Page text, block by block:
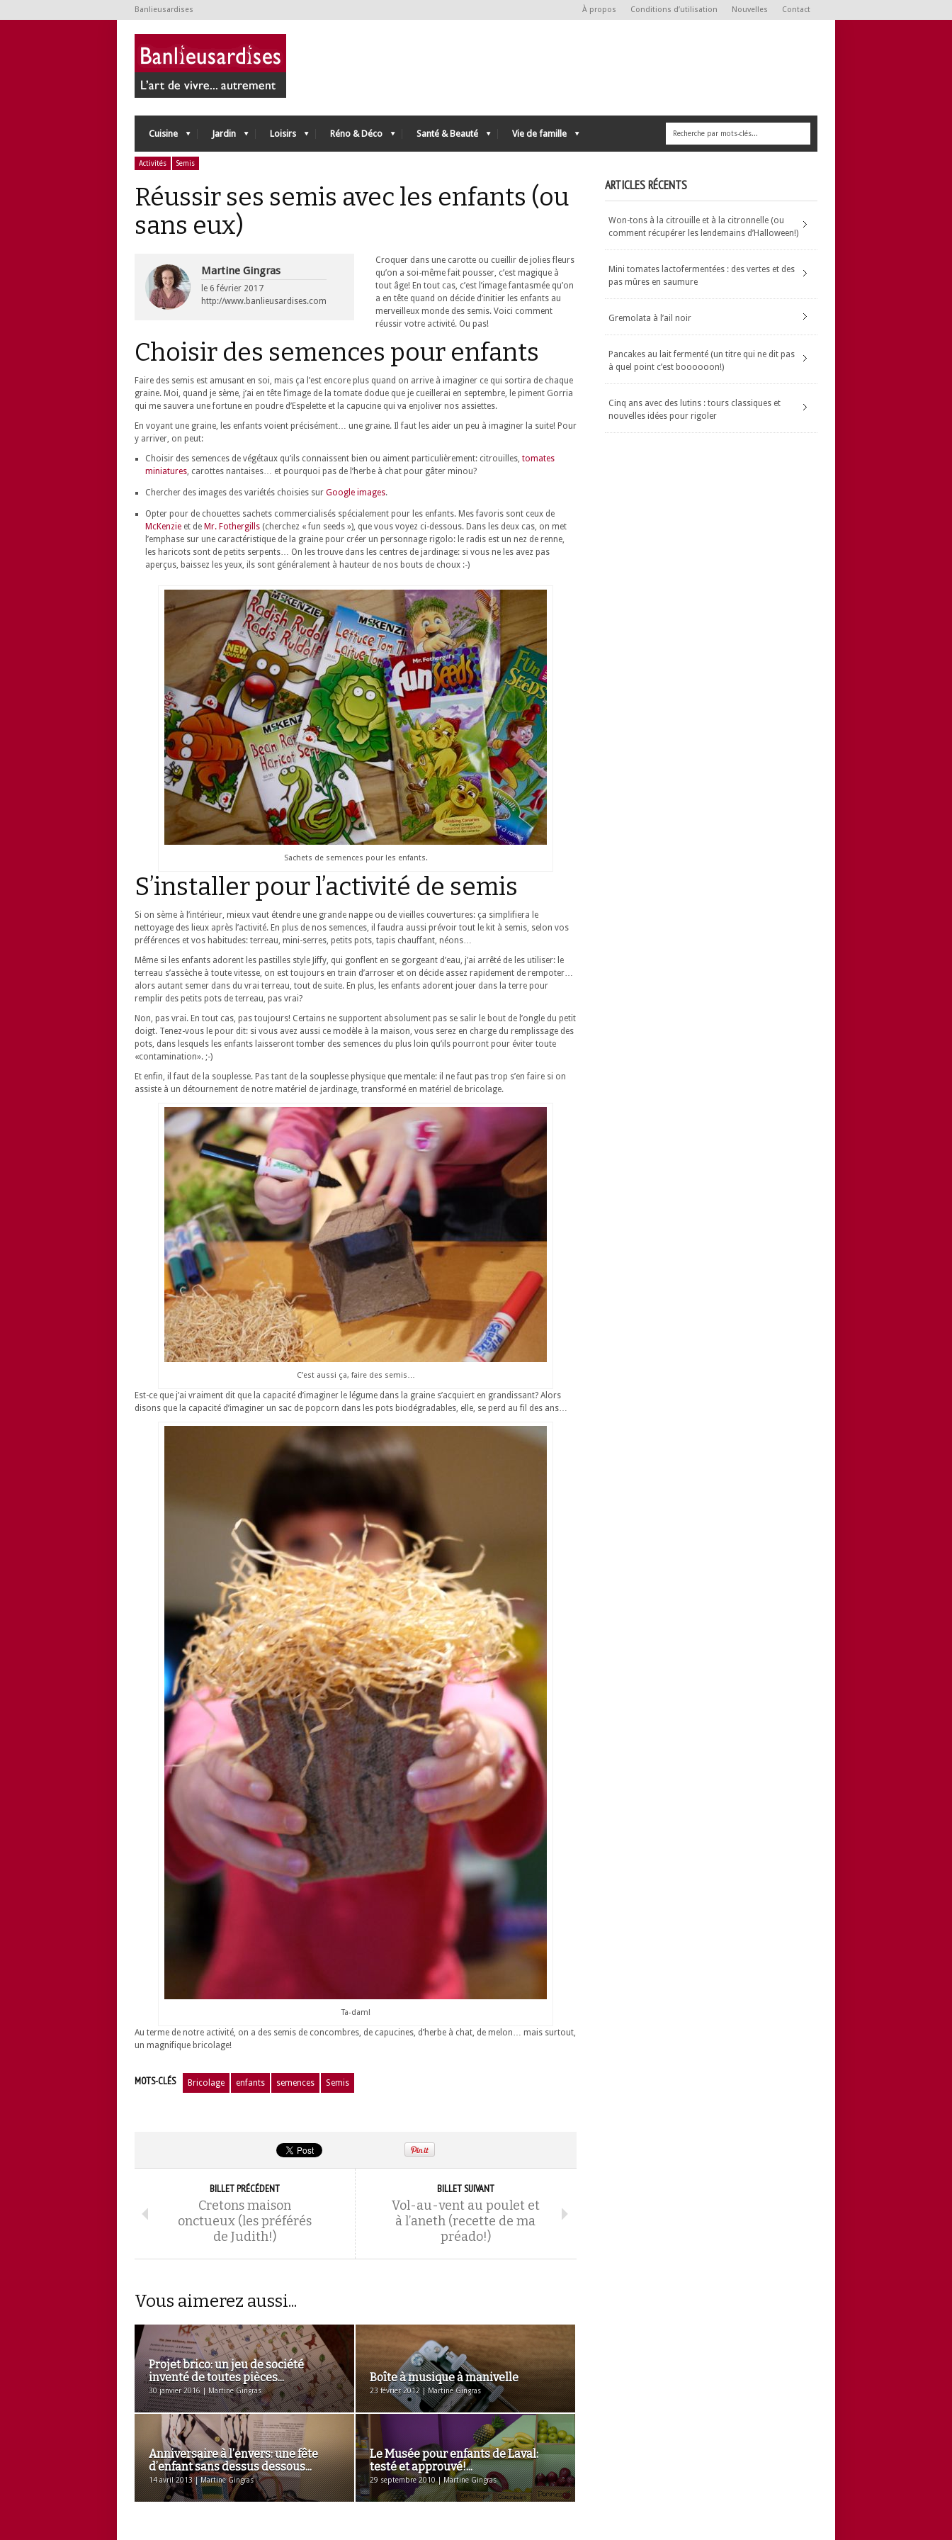
Banlieusardises À propos Conditions d’utilisation Nouvelles Contact
Cuisine Jardin Loisirs Réno & Déco Santé & Beauté Vie de famille
Activités Semis
Réussir ses semis avec les enfants (ou
sans eux)
Martine Gingras
le 6 février 2017
http://www.banlieusardises.com
Croquer dans une carotte ou cueillir de jolies fleurs
qu’on a soi-même fait pousser, c’est magique à
tout âge! En tout cas, c’est l’image fantasmée qu’on
a en tête quand on décide d’initier les enfants au
merveilleux monde des semis. Voici comment
réussir votre activité. Ou pas!
Choisir des semences pour enfants
Faire des semis est amusant en soi, mais ça l’est encore plus quand on arrive à imaginer ce qui sortira de chaque
graine. Moi, quand je sème, j’ai en tête l’image de la tomate dodue que je cueillerai en septembre, le piment Gorria
qui me sauvera une fortune en poudre d’Espelette et la capucine qui va enjoliver nos assiettes.
En voyant une graine, les enfants voient précisément… une graine. Il faut les aider un peu à imaginer la suite! Pour
y arriver, on peut:
Choisir des semences de végétaux qu’ils connaissent bien ou aiment particulièrement: citrouilles, tomates
miniatures, carottes nantaises… et pourquoi pas de l’herbe à chat pour gâter minou?
Chercher des images des variétés choisies sur Google images.
Opter pour de chouettes sachets commercialisés spécialement pour les enfants. Mes favoris sont ceux de
McKenzie et de Mr. Fothergills (cherchez « fun seeds »), que vous voyez ci-dessous. Dans les deux cas, on met
l’emphase sur une caractéristique de la graine pour créer un personnage rigolo: le radis est un nez de renne,
les haricots sont de petits serpents… On les trouve dans les centres de jardinage: si vous ne les avez pas
aperçus, baissez les yeux, ils sont généralement à hauteur de nos bouts de choux :-)
Sachets de semences pour les enfants.
S’installer pour l’activité de semis
Si on sème à l’intérieur, mieux vaut étendre une grande nappe ou de vieilles couvertures: ça simplifiera le
nettoyage des lieux après l’activité. En plus de nos semences, il faudra aussi prévoir tout le kit à semis, selon vos
préférences et vos habitudes: terreau, mini-serres, petits pots, tapis chauffant, néons…
Même si les enfants adorent les pastilles style Jiffy, qui gonflent en se gorgeant d’eau, j’ai arrêté de les utiliser: le
terreau s’assèche à toute vitesse, on est toujours en train d’arroser et on décide assez rapidement de rempoter…
alors autant semer dans du vrai terreau, tout de suite. En plus, les enfants adorent jouer dans la terre pour
remplir des petits pots de terreau, pas vrai?
Non, pas vrai. En tout cas, pas toujours! Certains ne supportent absolument pas se salir le bout de l’ongle du petit
doigt. Tenez-vous le pour dit: si vous avez aussi ce modèle à la maison, vous serez en charge du remplissage des
pots, dans lesquels les enfants laisseront tomber des semences du plus loin qu’ils pourront pour éviter toute
«contamination». ;-)
Et enfin, il faut de la souplesse. Pas tant de la souplesse physique que mentale: il ne faut pas trop s’en faire si on
assiste à un détournement de notre matériel de jardinage, transformé en matériel de bricolage.
C’est aussi ça, faire des semis…
Est-ce que j’ai vraiment dit que la capacité d’imaginer le légume dans la graine s’acquiert en grandissant? Alors
disons que la capacité d’imaginer un sac de popcorn dans les pots biodégradables, elle, se perd au fil des ans…
Ta-dam!
Au terme de notre activité, on a des semis de concombres, de capucines, d’herbe à chat, de melon… mais surtout,
un magnifique bricolage!
MOTS-CLÉS Bricolage enfants semences Semis
BILLET PRÉCÉDENT
Cretons maison
onctueux (les préférés
de Judith!)
BILLET SUIVANT
Vol-au-vent au poulet et
à l’aneth (recette de ma
préado!)
Vous aimerez aussi...
Projet brico: un jeu de société
inventé de toutes pièces...
30 janvier 2016 | Martine Gingras
Boîte à musique à manivelle
23 février 2012 | Martine Gingras
Anniversaire à l’envers: une fête
d’enfant sans dessus dessous...
14 avril 2013 | Martine Gingras
Le Musée pour enfants de Laval:
testé et approuvé!...
29 septembre 2010 | Martine Gingras
ARTICLES RÉCENTS
Won-tons à la citrouille et à la citronnelle (ou
comment récupérer les lendemains d’Halloween!)
Mini tomates lactofermentées : des vertes et des
pas mûres en saumure
Gremolata à l’ail noir
Pancakes au lait fermenté (un titre qui ne dit pas
à quel point c’est boooooon!)
Cinq ans avec des lutins : tours classiques et
nouvelles idées pour rigoler